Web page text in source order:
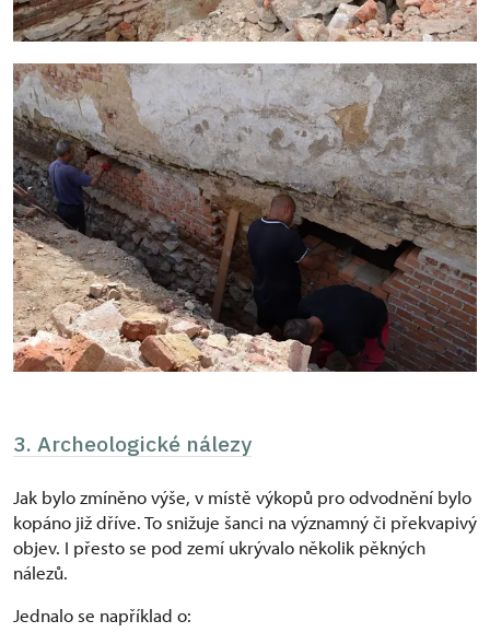
3. Archeologické nálezy
Jak bylo zmíněno výše, v místě výkopů pro odvodnění bylo
kopáno již dříve. To snižuje šanci na významný či překvapivý
objev. I přesto se pod zemí ukrývalo několik pěkných
nálezů.
Jednalo se například o: